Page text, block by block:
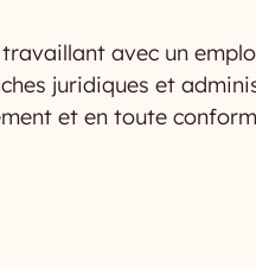
avec un
juridiques et
et en toute